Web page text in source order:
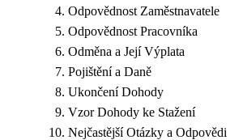
Odpovědnost Zaměstnavatele
Odpovědnost Pracovníka
Odměna a Její Výplata
Pojištění a Daně
Ukončení Dohody
Vzor Dohody ke Stažení
Nejčastější Otázky a Odpovědi